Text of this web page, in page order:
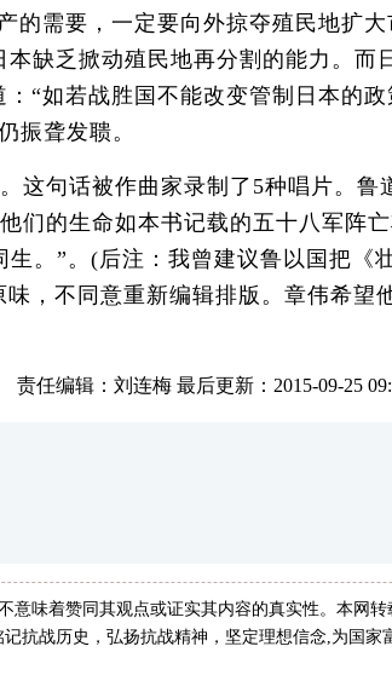
的需要，一定要向外掠夺殖民地扩大
缺乏掀动殖民地再分割的能力。而
“如若战胜国不能改变管制日本的
振聋发聩。
这句话被作曲家录制了5种唱片。鲁
们的生命如本书记载的五十八军阵
。”。(后注：我曾建议鲁以国把《
，不同意重新编辑排版。章伟希望
责任编辑：刘连梅 最后更新：2015-09-25
意味着赞同其观点或证实其内容的真实性。本网转
抗战历史，弘扬抗战精神，坚定理想信念,为国家